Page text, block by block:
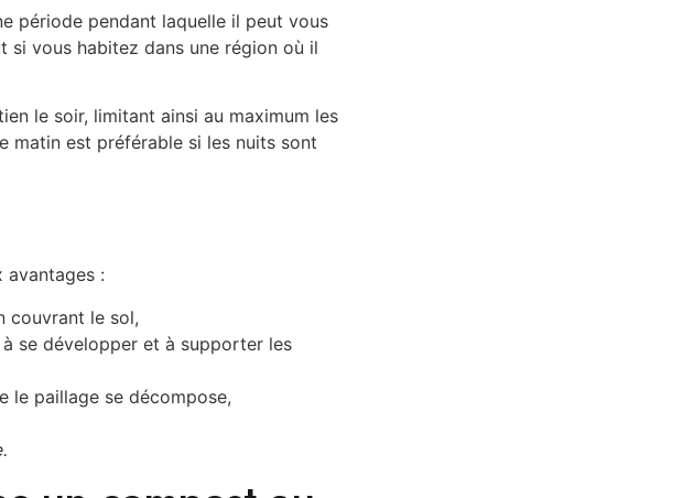
période pendant laquelle il peut vous
si vous habitez dans une région où il
le soir, limitant ainsi au maximum les
matin est préférable si les nuits sont
avantages :
couvrant le sol,
se développer et à supporter les
le paillage se décompose,